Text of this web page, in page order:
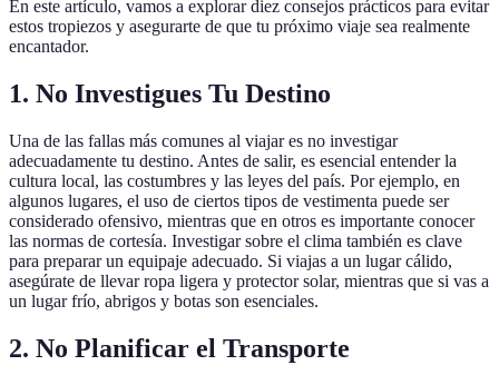
En este artículo, vamos a explorar diez consejos prácticos para evitar
estos tropiezos y asegurarte de que tu próximo viaje sea realmente
encantador.
1. No Investigues Tu Destino
Una de las fallas más comunes al viajar es no investigar
adecuadamente tu destino. Antes de salir, es esencial entender la
cultura local, las costumbres y las leyes del país. Por ejemplo, en
algunos lugares, el uso de ciertos tipos de vestimenta puede ser
considerado ofensivo, mientras que en otros es importante conocer
las normas de cortesía. Investigar sobre el clima también es clave
para preparar un equipaje adecuado. Si viajas a un lugar cálido,
asegúrate de llevar ropa ligera y protector solar, mientras que si vas a
un lugar frío, abrigos y botas son esenciales.
2. No Planificar el Transporte